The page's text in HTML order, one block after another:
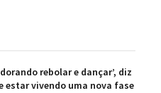
rebolar e dançar’, diz
estar vivendo uma nova fase